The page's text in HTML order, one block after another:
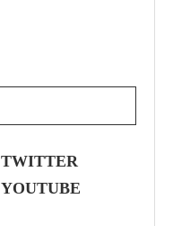
TWITTER
YOUTUBE